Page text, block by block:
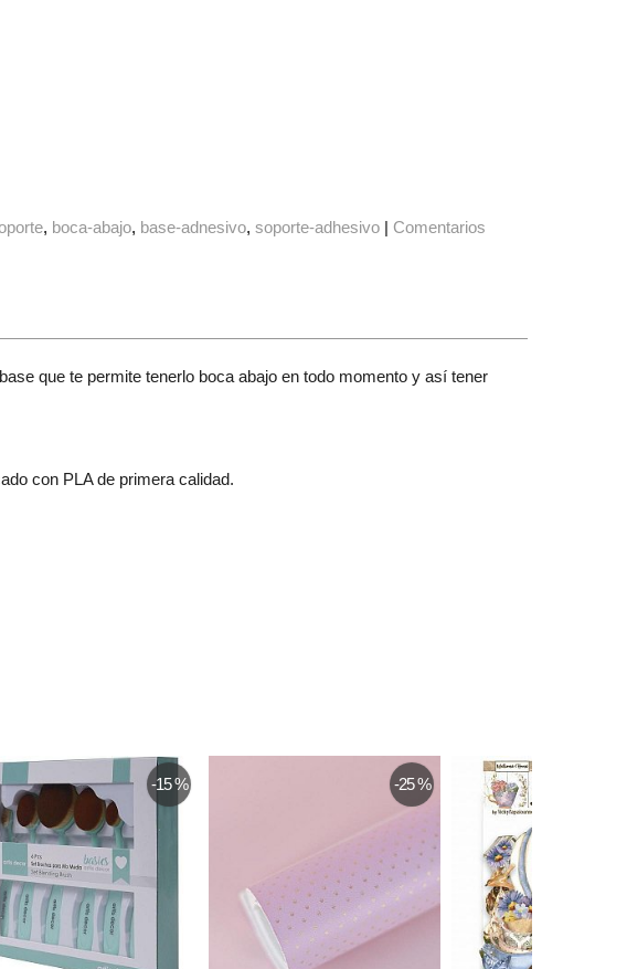
boca-abajo base-adnesivo soporte-adhesivo | Comentarios
que te permite tenerlo boca abajo en todo momento y así tener
con PLA de primera calidad.
-15 % -25 %